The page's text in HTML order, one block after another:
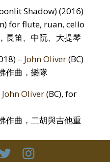
Shadow) (2016)
for flute, ruan, cello
，長笛、中阮、大提琴
– John Oliver(BC)
作曲 ，樂隊
John Oliver(BC), for
作曲， 二胡與吉他重